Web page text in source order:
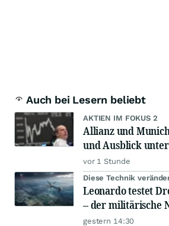
Auch bei Lesern beliebt
AKTIEN IM FOKUS 2
Allianz und
und Ausblick
vor 1 Stunde
Diese Technik
Leonardo testet
– der militärische
gestern 14:30